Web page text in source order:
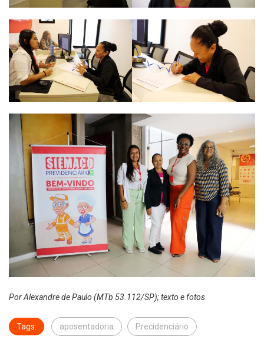
Por Alexandre de Paulo (MTb 53.112/SP); texto e fotos
Tags: aposentadoria Precidenciário